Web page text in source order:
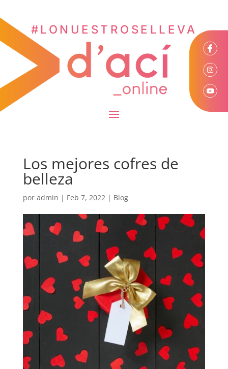
#LONUESTROSELLEVA
Los mejores cofres de
belleza
por admin | Feb 7, 2022| Blog